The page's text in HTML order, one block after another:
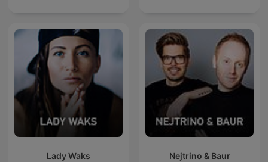
Lady Waks Nejtrino & Baur